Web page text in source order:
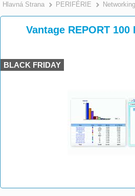
Hlavná Strana >
PERIFÉRIE Networking
Vantage REPORT 100
BLACK FRIDAY